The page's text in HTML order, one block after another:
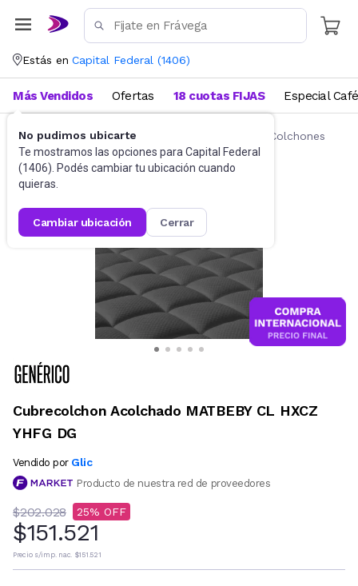
Estás en Capital Federal (1406)
No pudimos ubicarte
Te mostramos las opciones para Capital Federal
(1406). Podés cambiar tu ubicación cuando
quieras.
cambiar ubicación cerrar
Más Vendidos Ofertas 18 cuotas FIJAS Especial Café
Ropa de cama Fundas y Protectores para Colchones
Cubrecolchon Acolchado MATBEBY CL HXCZ
YHFG DG
Vendido por Glic
Producto de nuestra red de proveedores
$202.028 25
$151.521
Precio s/imp. nac. $151.521